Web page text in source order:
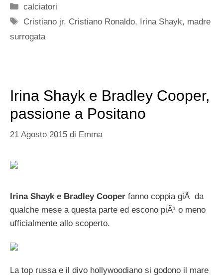
Categorie
calciatori
Tag
Cristiano jr, Cristiano Ronaldo, Irina Shayk, madre
surrogata
Irina Shayk e Bradley Cooper,
passione a Positano
21 Agosto 2015 di Emma
Irina Shayk e Bradley Cooper fanno coppia giÃ da
qualche mese a questa parte ed escono piÃ¹ o meno
ufficialmente allo scoperto.
La top russa e il divo hollywoodiano si godono il mare